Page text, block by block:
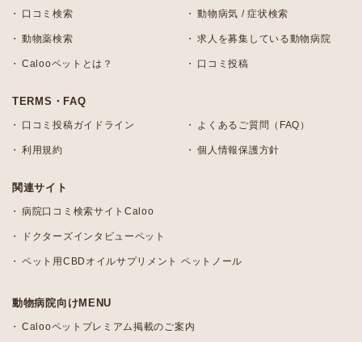
口コミ検索 動物病気 / 症状検索
動物薬検索 求人を募集している動物病院
Calooペットとは？ 口コミ投稿
TERMS・FAQ
口コミ投稿ガイドライン よくあるご質問（FAQ）
利用規約 個人情報保護方針
関連サイト
病院口コミ検索サイトCaloo
ドクターズインタビューペット
ペット用CBDオイルサプリメント ペットノール
動物病院向けMENU
Calooペットプレミアム掲載のご案内